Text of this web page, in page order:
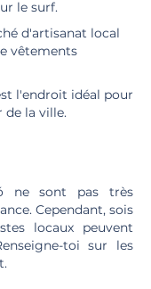
le surf.
d'artisanat local
vêtements
l'endroit idéal pour
de la ville.
ne sont pas très
Cependant, sois
locaux peuvent
toi sur les